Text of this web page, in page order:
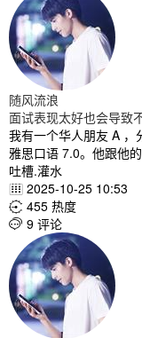
随风流浪
面试表现太好也会导致
我有一个华人朋友 A ，
雅思口语 7.0。他跟他
吐槽.灌水
 2025-10-25 10:53
 455 热度
 9 评论